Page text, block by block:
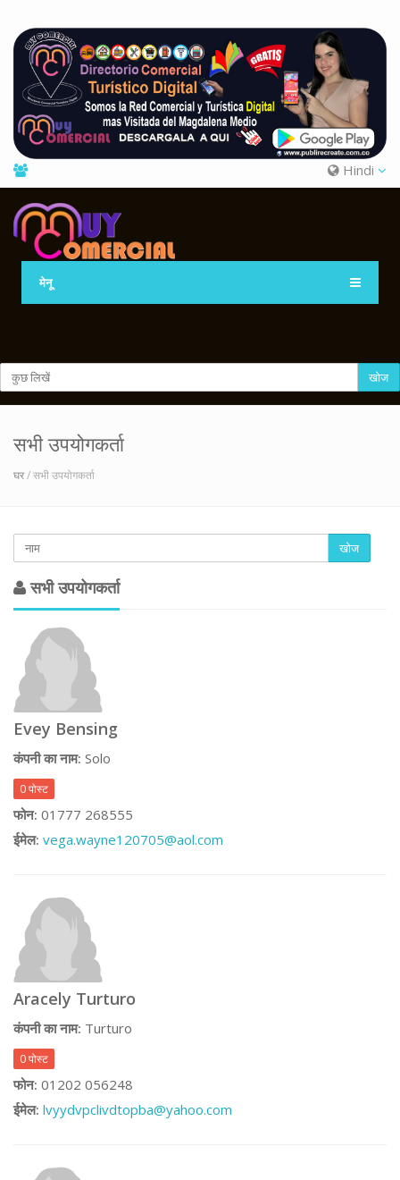
Hindi
मेनू
खोज
सभी उपयोगकर्ता
घर/ सभी उपयोगकर्ता
खोज
सभी उपयोगकर्ता
Evey Bensing
कंपनी का नाम: Solo
0 पोस्ट
फोन: 01777 268555
ईमेल: vega.wayne120705@aol.com
Aracely Turturo
कंपनी का नाम: Turturo
0 पोस्ट
फोन: 01202 056248
ईमेल: lvyydvpclivdtopba@yahoo.com